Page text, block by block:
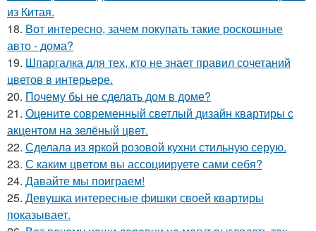
из Китая.
18. Вот интересно, зачем покупать такие роскошные
авто - дома?
19. Шпаргалка для тех, кто не знает правил сочетаний
цветов в интерьере.
20. Почему бы не сделать дом в доме?
21. Оцените современный светлый дизайн квартиры с
акцентом на зелёный цвет.
22. Сделала из яркой розовой кухни стильную серую.
23. С каким цветом вы ассоциируете сами себя?
24. Давайте мы поиграем!
25. Девушка интересные фишки своей квартиры
показывает.